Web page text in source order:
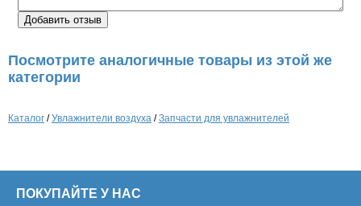
Посмотрите аналогичные товары из этой же
категории
Каталог /Увлажнители воздуха /Запчасти для увлажнителей
ПОКУПАЙТЕ У НАС